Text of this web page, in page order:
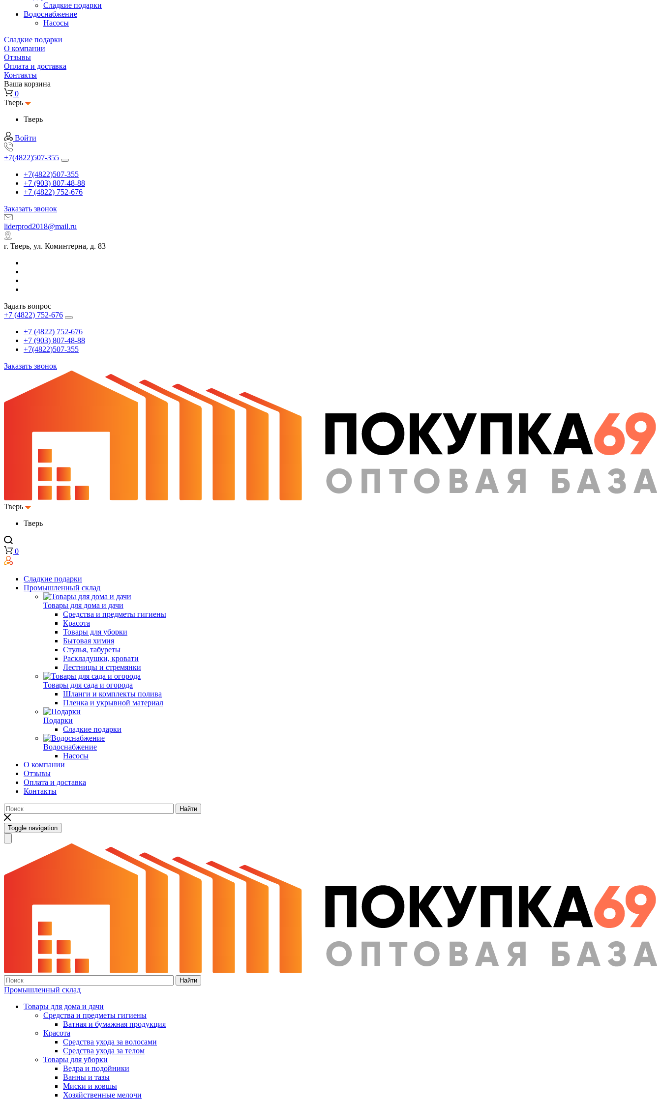
Cладкие подарки
Водоснабжение
Насосы
Сладкие подарки
О компании
Отзывы
Оплата и доставка
Контакты
Ваша корзина
0
Тверь
Тверь
Войти
+7(4822)507-355
+7(4822)507-355
+7 (903) 807-48-88
+7 (4822) 752-676
Заказать звонок
liderprod2018@mail.ru
г. Тверь, ул. Коминтерна, д. 83
Задать вопрос
+7 (4822) 752-676
+7 (4822) 752-676
+7 (903) 807-48-88
+7(4822)507-355
Заказать звонок
Тверь
Тверь
0
Сладкие подарки
Промышленный склад
Товары для дома и дачи
Средства и предметы гигиены
Красота
Товары для уборки
Бытовая химия
Стулья, табуреты
Раскладушки, кровати
Лестницы и стремянки
Товары для сада и огорода
Шланги и комплекты полива
Пленка и укрывной материал
Подарки
Cладкие подарки
Водоснабжение
Насосы
О компании
Отзывы
Оплата и доставка
Контакты
Найти
Toggle navigation
Найти
Промышленный склад
Товары для дома и дачи
Средства и предметы гигиены
Ватная и бумажная продукция
Красота
Средства ухода за волосами
Средства ухода за телом
Товары для уборки
Ведра и подойники
Ванны и тазы
Миски и ковшы
Хозяйственные мелочи